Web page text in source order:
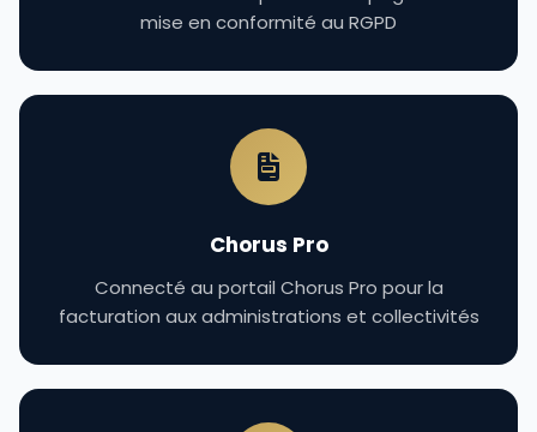
mise en conformité au RGPD
Chorus Pro
Connecté au portail Chorus Pro pour la
facturation aux administrations et collectivités